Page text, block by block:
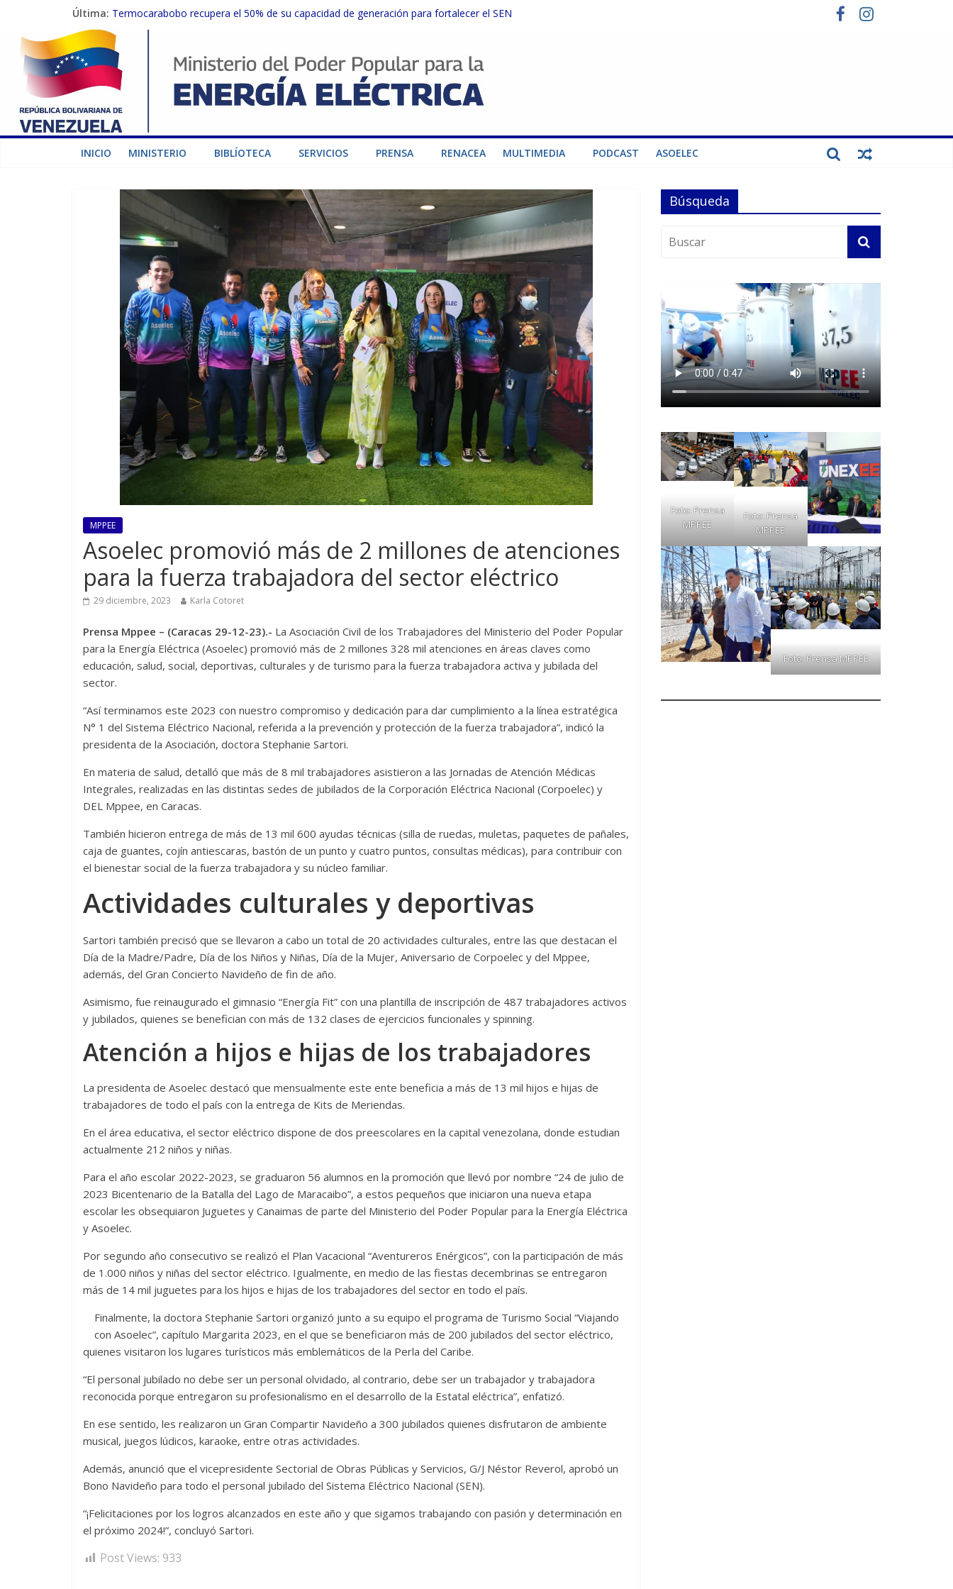
Última: Termocarabobo recupera el 50% de su capacidad de generación para fortalecer el SEN
MPPEE avanza en la recuperación de infraestructuras eléctricas afectadas por los sismos
Gobierno Nacional coordina acciones con el sector privado para fortalecer el SEN ante el «Súper Niño»
Inspeccionan trabajos de rehabilitación en instalaciones del SEN en Carabobo
Gobierno Nacional activa plan preventivo para fortalecer el SEN ante el fenómeno de El Niño
INICIO MINISTERIO BIBLÍOTECA SERVICIOS PRENSA RENACEA MULTIMEDIA PODCAST ASOELEC
MPPEE
Asoelec promovió más de 2 millones de atenciones
para la fuerza trabajadora del sector eléctrico
29 diciembre, 2023 Karla Cotoret
Prensa Mppee – (Caracas 29-12-23).- La Asociación Civil de los Trabajadores del Ministerio del Poder Popular
para la Energía Eléctrica (Asoelec) promovió más de 2 millones 328 mil atenciones en áreas claves como
educación, salud, social, deportivas, culturales y de turismo para la fuerza trabajadora activa y jubilada del
sector.
“Así terminamos este 2023 con nuestro compromiso y dedicación para dar cumplimiento a la línea estratégica
N° 1 del Sistema Eléctrico Nacional, referida a la prevención y protección de la fuerza trabajadora”, indicó la
presidenta de la Asociación, doctora Stephanie Sartori.
En materia de salud, detalló que más de 8 mil trabajadores asistieron a las Jornadas de Atención Médicas
Integrales, realizadas en las distintas sedes de jubilados de la Corporación Eléctrica Nacional (Corpoelec) y
DEL Mppee, en Caracas.
También hicieron entrega de más de 13 mil 600 ayudas técnicas (silla de ruedas, muletas, paquetes de pañales,
caja de guantes, cojín antiescaras, bastón de un punto y cuatro puntos, consultas médicas), para contribuir con
el bienestar social de la fuerza trabajadora y su núcleo familiar.
Actividades culturales y deportivas
Sartori también precisó que se llevaron a cabo un total de 20 actividades culturales, entre las que destacan el
Día de la Madre/Padre, Día de los Niños y Niñas, Día de la Mujer, Aniversario de Corpoelec y del Mppee,
además, del Gran Concierto Navideño de fin de año.
Asimismo, fue reinaugurado el gimnasio “Energía Fit” con una plantilla de inscripción de 487 trabajadores activos
y jubilados, quienes se benefician con más de 132 clases de ejercicios funcionales y spinning.
Atención a hijos e hijas de los trabajadores
La presidenta de Asoelec destacó que mensualmente este ente beneficia a más de 13 mil hijos e hijas de
trabajadores de todo el país con la entrega de Kits de Meriendas.
En el área educativa, el sector eléctrico dispone de dos preescolares en la capital venezolana, donde estudian
actualmente 212 niños y niñas.
Para el año escolar 2022-2023, se graduaron 56 alumnos en la promoción que llevó por nombre “24 de julio de
2023 Bicentenario de la Batalla del Lago de Maracaibo”, a estos pequeños que iniciaron una nueva etapa
escolar les obsequiaron Juguetes y Canaimas de parte del Ministerio del Poder Popular para la Energía Eléctrica
y Asoelec.
Por segundo año consecutivo se realizó el Plan Vacacional “Aventureros Enérgicos”, con la participación de más
de 1.000 niños y niñas del sector eléctrico. Igualmente, en medio de las fiestas decembrinas se entregaron
más de 14 mil juguetes para los hijos e hijas de los trabajadores del sector en todo el país.
Finalmente, la doctora Stephanie Sartori organizó junto a su equipo el programa de Turismo Social “Viajando
con Asoelec”, capítulo Margarita 2023, en el que se beneficiaron más de 200 jubilados del sector eléctrico,
quienes visitaron los lugares turísticos más emblemáticos de la Perla del Caribe.
“El personal jubilado no debe ser un personal olvidado, al contrario, debe ser un trabajador y trabajadora
reconocida porque entregaron su profesionalismo en el desarrollo de la Estatal eléctrica”, enfatizó.
En ese sentido, les realizaron un Gran Compartir Navideño a 300 jubilados quienes disfrutaron de ambiente
musical, juegos lúdicos, karaoke, entre otras actividades.
Además, anunció que el vicepresidente Sectorial de Obras Públicas y Servicios, G/J Néstor Reverol, aprobó un
Bono Navideño para todo el personal jubilado del Sistema Eléctrico Nacional (SEN).
“¡Felicitaciones por los logros alcanzados en este año y que sigamos trabajando con pasión y determinación en
el próximo 2024!”, concluyó Sartori.
Post Views: 933
Búsqueda
Foto: Prensa
MPPEE
Foto: Prensa
MPPEE
Foto: Prensa MPPEE